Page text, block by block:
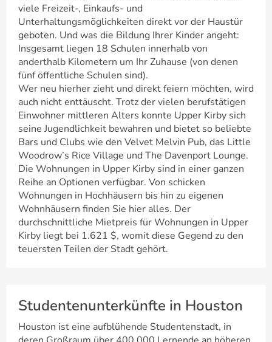
viele Freizeit-, Einkaufs- und
Unterhaltungsmöglichkeiten direkt vor der Haustür
geboten. Und was die Bildung Ihrer Kinder angeht:
Insgesamt liegen 18 Schulen innerhalb von
anderthalb Kilometern um Ihr Zuhause (von denen
fünf öffentliche Schulen sind).
Wer neu hierher zieht und direkt feiern möchten, wird
auch nicht enttäuscht. Trotz der vielen berufstätigen
Einwohner mittleren Alters konnte Upper Kirby sich
seine Jugendlichkeit bewahren und bietet so beliebte
Bars und Clubs wie den Velvet Melvin Pub, das Little
Woodrow’s Rice Village und The Davenport Lounge.
Die Wohnungen in Upper Kirby sind in einer ganzen
Reihe an Optionen verfügbar. Von schicken
Wohnungen in Hochhäusern bis hin zu eigenen
Wohnhäusern finden Sie hier alles. Der
durchschnittliche Mietpreis für Wohnungen in Upper
Kirby liegt bei 1.621 $, womit diese Gegend zu den
teuersten Teilen der Stadt gehört.
Studentenunterkünfte in Houston
Houston ist eine aufblühende Studentenstadt, in